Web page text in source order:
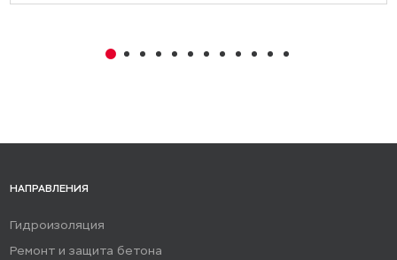
НАПРАВЛЕНИЯ
Гидроизоляция
Ремонт и защита бетона